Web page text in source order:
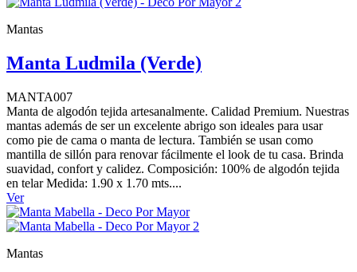
Mantas
Manta Ludmila (Verde)
MANTA007
Manta de algodón tejida artesanalmente. Calidad Premium. Nuestras
mantas además de ser un excelente abrigo son ideales para usar
como pie de cama o manta de lectura. También se usan como
mantilla de sillón para renovar fácilmente el look de tu casa. Brinda
suavidad, confort y calidez. Composición: 100% de algodón tejida
en telar Medida: 1.90 x 1.70 mts....
Ver
Mantas